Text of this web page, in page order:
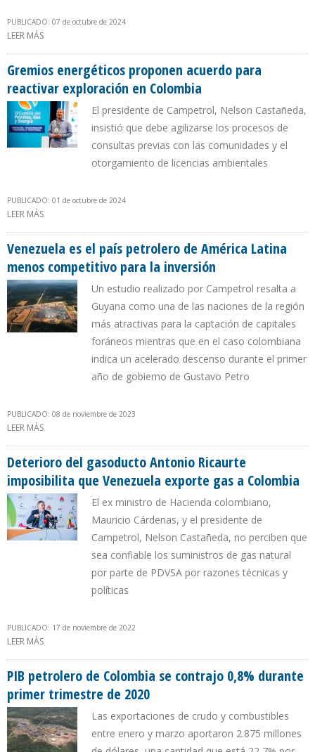
PUBLICADO: 07 de octubre de 2024
LEER MÁS
Gremios energéticos proponen acuerdo para
reactivar exploración en Colombia
El presidente de Campetrol, Nelson Castañeda,
insistió que debe agilizarse los procesos de
consultas previas con las comunidades y el
otorgamiento de licencias ambientales
PUBLICADO: 01 de octubre de 2024
LEER MÁS
Venezuela es el país petrolero de América Latina
menos competitivo para la inversión
Un estudio realizado por Campetrol resalta a
Guyana como una de las naciones de la región
más atractivas para la captación de capitales
foráneos mientras que en el caso colombiana
indica un acelerado descenso durante el primer
año de gobierno de Gustavo Petro
PUBLICADO: 08 de noviembre de 2023
LEER MÁS
Deterioro del gasoducto Antonio Ricaurte
imposibilita que Venezuela exporte gas a Colombia
El ex ministro de Hacienda colombiano,
Mauricio Cárdenas, y el presidente de
Campetrol, Nelson Castañeda, no perciben que
sea confiable los suministros de gas natural
por parte de PDVSA por razones técnicas y
políticas
PUBLICADO: 17 de noviembre de 2022
LEER MÁS
PIB petrolero de Colombia se contrajo 0,8% durante
primer trimestre de 2020
Las exportaciones de crudo y combustibles
entre enero y marzo aportaron 2.875 millones